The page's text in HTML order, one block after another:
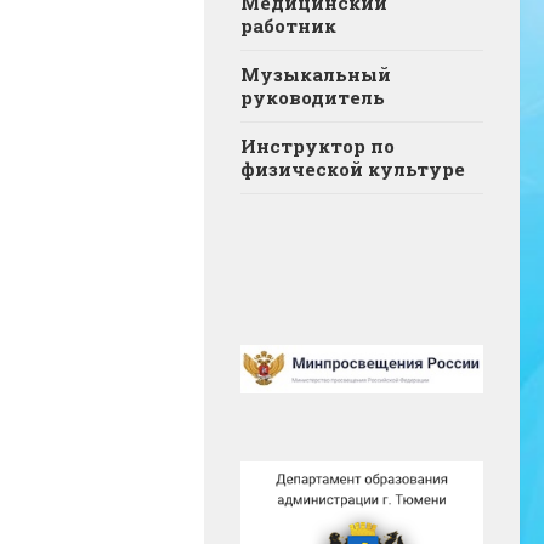
работник
Музыкальный
руководитель
Инструктор по
физической культуре